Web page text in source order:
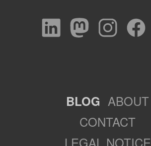
BLOG ABOUT
CONTACT
LEGAL NOTICE